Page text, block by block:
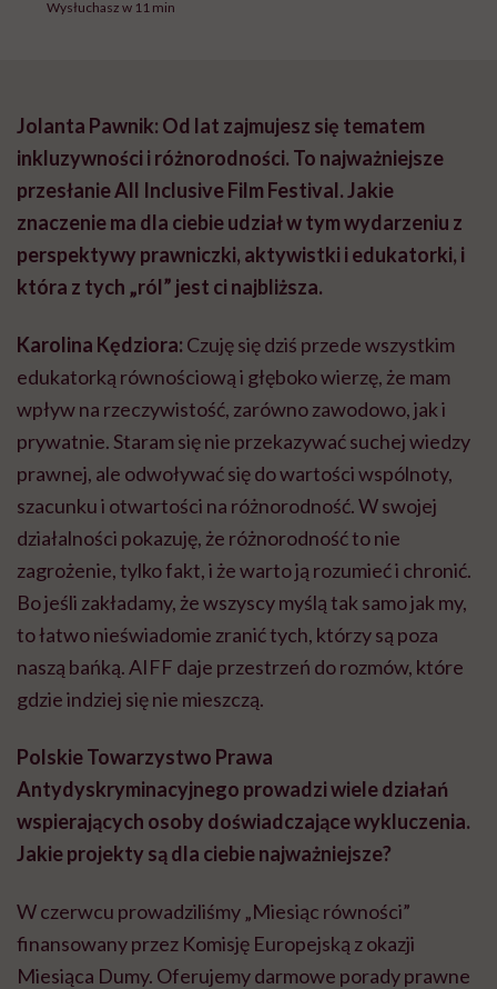
Wysłuchasz w 11 min
Jolanta Pawnik: Od lat zajmujesz się tematem
inkluzywności i różnorodności. To najważniejsze
przesłanie All Inclusive Film Festival. Jakie
znaczenie ma dla ciebie udział w tym wydarzeniu z
perspektywy prawniczki, aktywistki i edukatorki, i
która z tych „ról” jest ci najbliższa.
Karolina Kędziora: Czuję się dziś przede wszystkim
edukatorką równościową i głęboko wierzę, że mam
wpływ na rzeczywistość, zarówno zawodowo, jak i
prywatnie. Staram się nie przekazywać suchej wiedzy
prawnej, ale odwoływać się do wartości wspólnoty,
szacunku i otwartości na różnorodność. W swojej
działalności pokazuję, że różnorodność to nie
zagrożenie, tylko fakt, i że warto ją rozumieć i chronić.
Bo jeśli zakładamy, że wszyscy myślą tak samo jak my,
to łatwo nieświadomie zranić tych, którzy są poza
naszą bańką. AIFF daje przestrzeń do rozmów, które
gdzie indziej się nie mieszczą.
Polskie Towarzystwo Prawa
Antydyskryminacyjnego prowadzi wiele działań
wspierających osoby doświadczające wykluczenia.
Jakie projekty są dla ciebie najważniejsze?
W czerwcu prowadziliśmy „Miesiąc równości”
finansowany przez Komisję Europejską z okazji
Miesiąca Dumy. Oferujemy darmowe porady prawne